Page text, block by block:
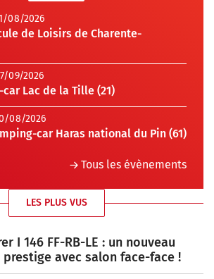
08/2026
de Loisirs de Charente-
09/2026
car Lac de la Tille (21)
08/2026
car Haras national du Pin (61)
Tous les évènements
LES PLUS VUS
I 146 FF-RB-LE : un nouveau
avec salon face-face !